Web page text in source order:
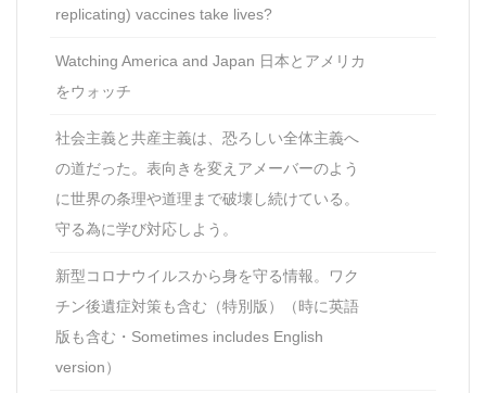
replicating) vaccines take lives?
Watching America and Japan 日本とアメリカ
をウォッチ
社会主義と共産主義は、恐ろしい全体主義へ
の道だった。表向きを変えアメーバーのよう
に世界の条理や道理まで破壊し続けている。
守る為に学び対応しよう。
新型コロナウイルスから身を守る情報。ワク
チン後遺症対策も含む（特別版）（時に英語
版も含む・Sometimes includes English
version）